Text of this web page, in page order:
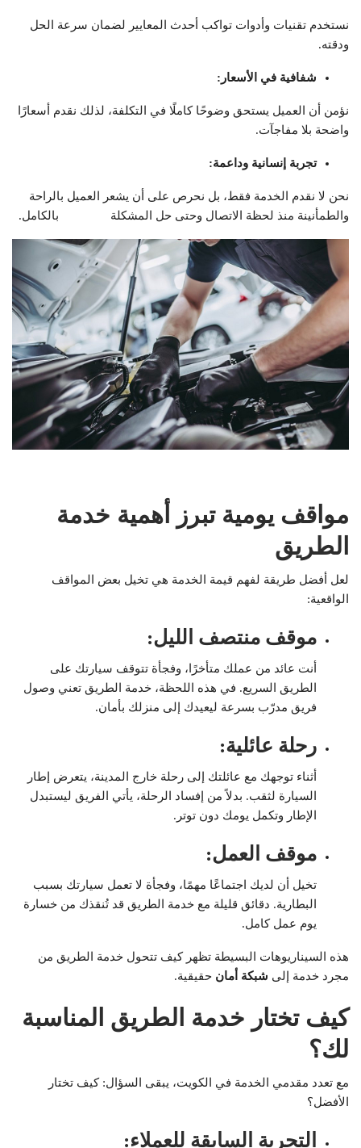
نستخدم تقنيات وأدوات تواكب أحدث المعايير لضمان سرعة الحل
ودقته.
شفافية في الأسعار :
نؤمن أن العميل يستحق وضوحًا كاملًا في التكلفة، لذلك نقدم أسعارًا
واضحة بلا مفاجآت.
تجربة إنسانية وداعمة:
نحن لا نقدم الخدمة فقط، بل نحرص على أن يشعر العميل بالراحة
والطمأنينة منذ لحظة الاتصال وحتى حل المشكلة بالكامل.
مواقف يومية تبرز أهمية خدمة
الطريق
لعل أفضل طريقة لفهم قيمة الخدمة هي تخيل بعض المواقف
الواقعية:
موقف منتصف الليل:
أنت عائد من عملك متأخرًا، وفجأة تتوقف سيارتك على
الطريق السريع. في هذه اللحظة، خدمة الطريق تعني وصول
فريق مدرّب بسرعة ليعيدك إلى منزلك بأمان.
رحلة عائلية:
أثناء توجهك مع عائلتك إلى رحلة خارج المدينة، يتعرض إطار
السيارة لثقب. بدلاً من إفساد الرحلة، يأتي الفريق ليستبدل
الإطار وتكمل يومك دون توتر.
موقف العمل:
تخيل أن لديك اجتماعًا مهمًا، وفجأة لا تعمل سيارتك بسبب
البطارية. دقائق قليلة مع خدمة الطريق قد تُنقذك من خسارة
يوم عمل كامل.
هذه السيناريوهات البسيطة تظهر كيف تتحول خدمة الطريق من
مجرد خدمة إلى شبكة أمان حقيقية.
كيف تختار خدمة الطريق المناسبة
لك؟
مع تعدد مقدمي الخدمة في الكويت، يبقى السؤال: كيف تختار
الأفضل؟
التجربة السابقة للعملاء: